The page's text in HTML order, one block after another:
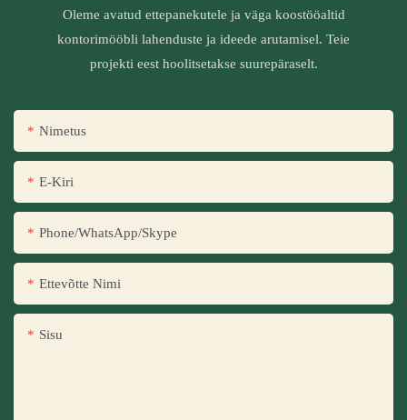
Oleme avatud ettepanekutele ja väga koostööaltid
kontorimööbli lahenduste ja ideede arutamisel. Teie
projekti eest hoolitsetakse suurepäraselt.
Nimetus
E-Kiri
Phone/WhatsApp/Skype
Ettevõtte Nimi
Sisu